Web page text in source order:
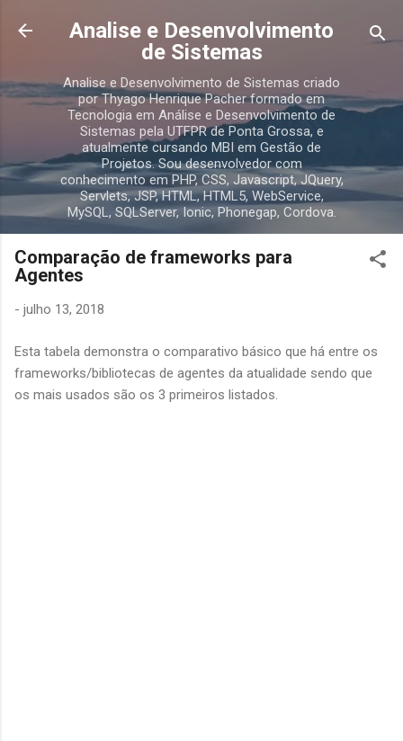
Pular para o conteúdo principal
Analise e Desenvolvimento
de Sistemas
Analise e Desenvolvimento de Sistemas criado
por Thyago Henrique Pacher formado em
Tecnologia em Análise e Desenvolvimento de
Sistemas pela UTFPR de Ponta Grossa, e
atualmente cursando MBI em Gestão de
Projetos. Sou desenvolvedor com
conhecimento em PHP, CSS, Javascript, JQuery,
Servlets, JSP, HTML, HTML5, WebService,
MySQL, SQLServer, Ionic, Phonegap, Cordova.
Comparação de frameworks para
Agentes
- julho 13, 2018
Esta tabela demonstra o comparativo básico que há entre os
frameworks/bibliotecas de agentes da atualidade sendo que
os mais usados são os 3 primeiros listados.